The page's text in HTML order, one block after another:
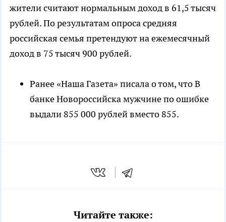
жители считают нормальным доход в 61,5 тысяч
рублей. По результатам опроса средняя
российская семья претендуют на ежемесячный
доход в 75 тысяч 900 рублей.
Ранее «Наша Газета» писала о том, что В
банке Новороссийска мужчине по ошибке
выдали 855 000 рублей вместо 855.
Читайте также: